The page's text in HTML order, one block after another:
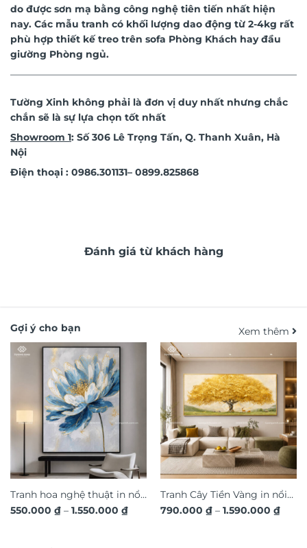
do được sơn mạ bằng công nghệ tiên tiến nhất hiện
nay. Các mẫu tranh có khối lượng dao động từ 2-4kg rất
phù hợp thiết kế treo trên sofa Phòng Khách hay đầu
giường Phòng ngủ.
——————————————————————————————
Tường Xinh không phải là đơn vị duy nhất nhưng chắc
chắn sẽ là sự lựa chọn tốt nhất
Showroom 1: Số 306 Lê Trọng Tấn, Q. Thanh Xuân, Hà
Nội
Điện thoại : 0986.301131– 0899.825868
Đánh giá từ khách hàng
Gợi ý cho bạn Xem thêm
Tranh hoa nghệ thuật in nổi
3D hiệu ứng dát vàng sang
550.000 ₫ – 1.550.000 ₫Khoảng
Tranh Cây Tiền Vàng in nổi
3D dát vàng ánh kim sang
790.000 ₫ – 1.590.000 ₫